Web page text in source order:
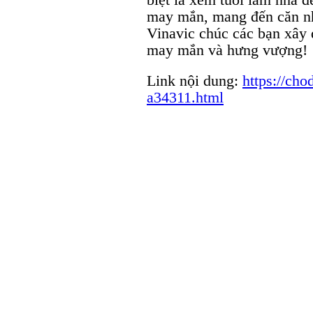
may mắn, mang đến căn
Vinavic chúc các bạn
may mắn và hưng vượng!
Link nội dung: https://
a34311.html